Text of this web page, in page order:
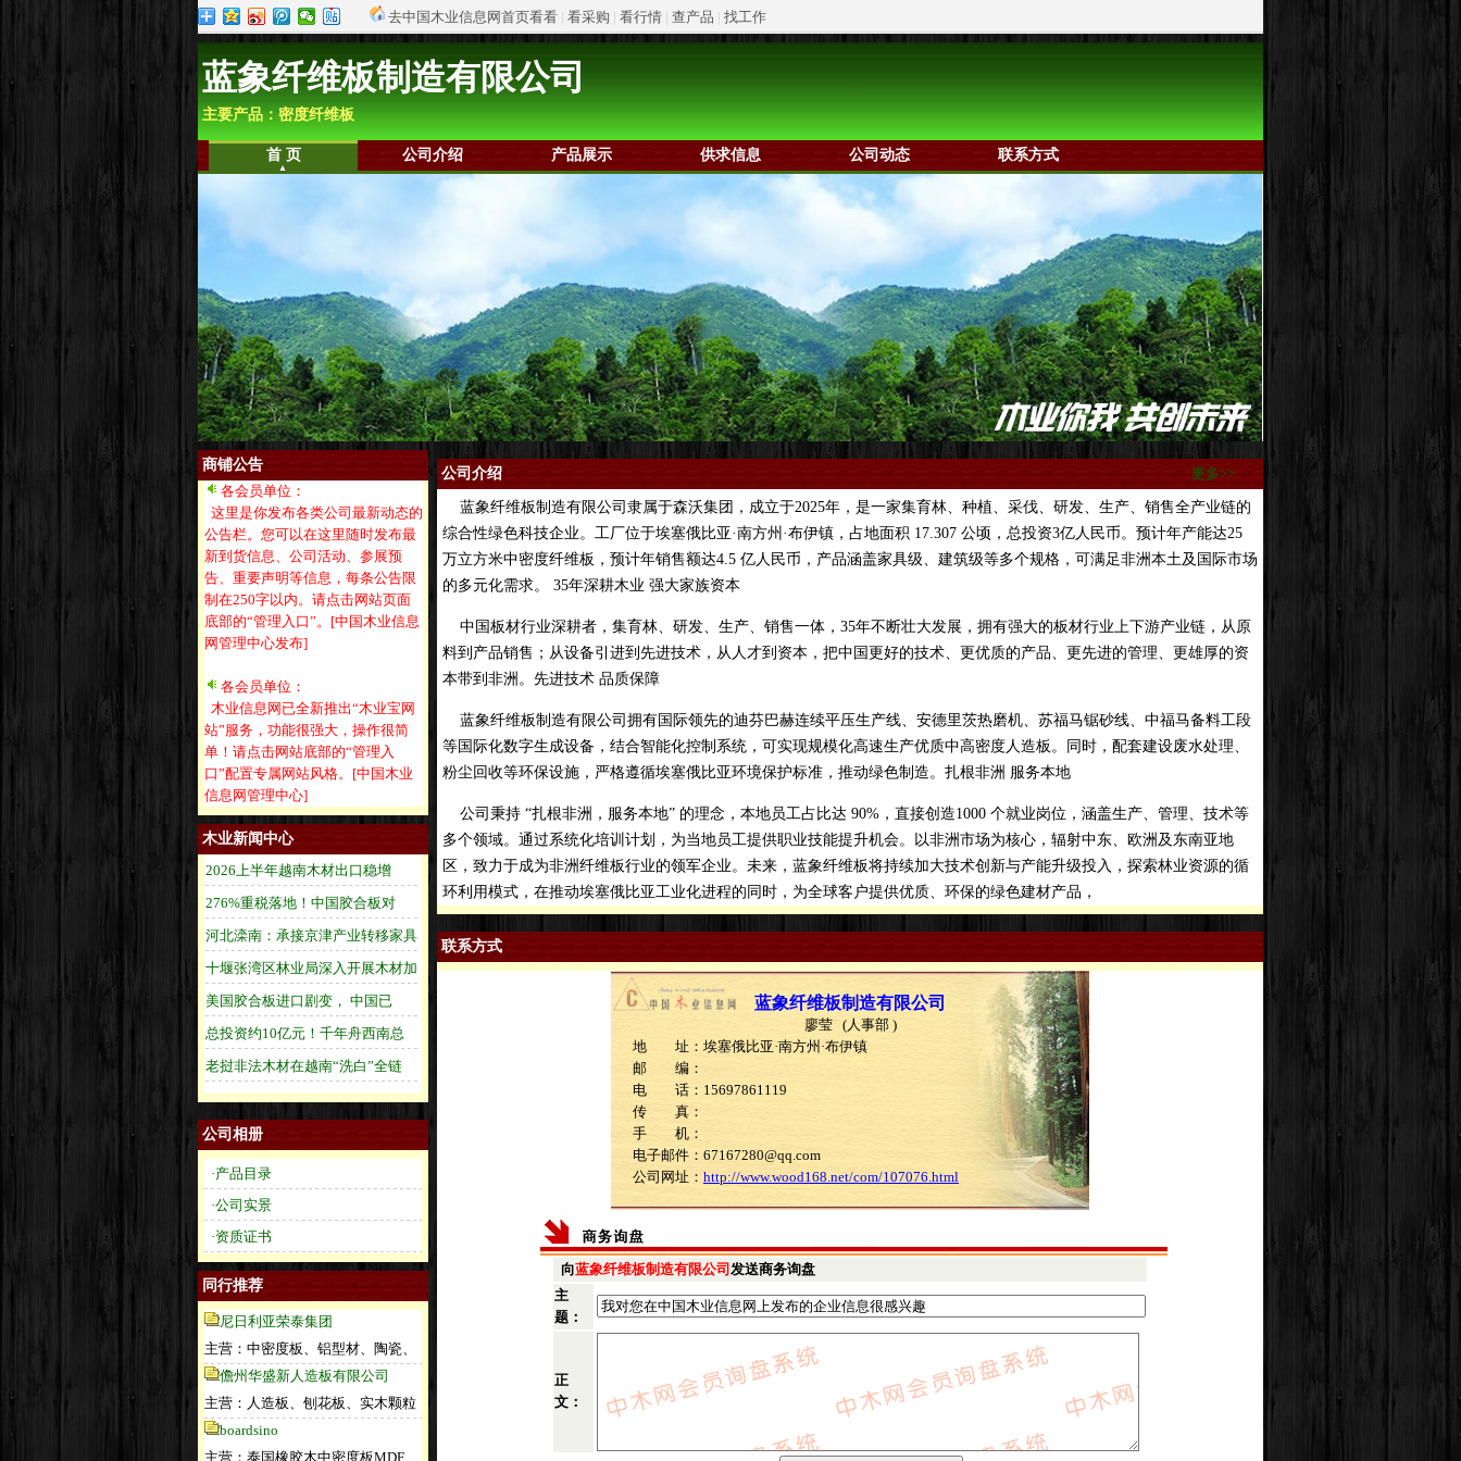
去中国木业信息网首页看看 | 看采购 | 看行情 | 查产品 | 找工作
蓝象纤维板制造有限公司
主要产品：密度纤维板
首 页 公司介绍 产品展示 供求信息 公司动态 联系方式
商铺公告
各会员单位：
这里是你发布各类公司最新动态的
公告栏。您可以在这里随时发布最
新到货信息、公司活动、参展预
告、重要声明等信息，每条公告限
制在250字以内。请点击网站页面
底部的“管理入口”。[中国木业信息
网管理中心发布]
各会员单位：
木业信息网已全新推出“木业宝网
站”服务，功能很强大，操作很简
单！请点击网站底部的“管理入
口”配置专属网站风格。[中国木业
信息网管理中心]
木业新闻中心
公司相册
·产品目录
·公司实景
·资质证书
同行推荐
尼日利亚荣泰集团
主营：中密度板、铝型材、陶瓷、
儋州华盛新人造板有限公司
主营：人造板、刨花板、实木颗粒
boardsino
主营：泰国橡胶木中密度板MDF
公司介绍 更多>>
蓝象纤维板制造有限公司隶属于森沃集团，成立于2025年，是一家集育林、种植、采伐、研发、生产、销售全产业链的
综合性绿色科技企业。工厂位于埃塞俄比亚·南方州·布伊镇，占地面积 17.307 公顷，总投资3亿人民币。预计年产能达25
万立方米中密度纤维板，预计年销售额达4.5 亿人民币，产品涵盖家具级、建筑级等多个规格，可满足非洲本土及国际市场
的多元化需求。 35年深耕木业 强大家族资本
中国板材行业深耕者，集育林、研发、生产、销售一体，35年不断壮大发展，拥有强大的板材行业上下游产业链，从原
料到产品销售；从设备引进到先进技术，从人才到资本，把中国更好的技术、更优质的产品、更先进的管理、更雄厚的资
本带到非洲。先进技术 品质保障
蓝象纤维板制造有限公司拥有国际领先的迪芬巴赫连续平压生产线、安德里茨热磨机、苏福马锯砂线、中福马备料工段
等国际化数字生成设备，结合智能化控制系统，可实现规模化高速生产优质中高密度人造板。同时，配套建设废水处理、
粉尘回收等环保设施，严格遵循埃塞俄比亚环境保护标准，推动绿色制造。扎根非洲 服务本地
公司秉持 “扎根非洲，服务本地” 的理念，本地员工占比达 90%，直接创造1000 个就业岗位，涵盖生产、管理、技术等
多个领域。通过系统化培训计划，为当地员工提供职业技能提升机会。以非洲市场为核心，辐射中东、欧洲及东南亚地
区，致力于成为非洲纤维板行业的领军企业。未来，蓝象纤维板将持续加大技术创新与产能升级投入，探索林业资源的循
环利用模式，在推动埃塞俄比亚工业化进程的同时，为全球客户提供优质、环保的绿色建材产品，
联系方式
蓝象纤维板制造有限公司
廖莹 (人事部 )
地 址：埃塞俄比亚·南方州·布伊镇
邮 编：
电 话：15697861119
传 真：
手 机：
电子邮件：67167280@qq.com
公司网址： http://www.wood168.net/com/107076.html
向蓝象纤维板制造有限公司 发送商务询盘
主
题：
正
文：